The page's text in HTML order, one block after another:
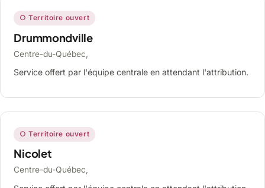
○ Territoire ouvert
Drummondville
Centre-du-Québec,
Service offert par l'équipe centrale en attendant l'attribution.
○ Territoire ouvert
Nicolet
Centre-du-Québec,